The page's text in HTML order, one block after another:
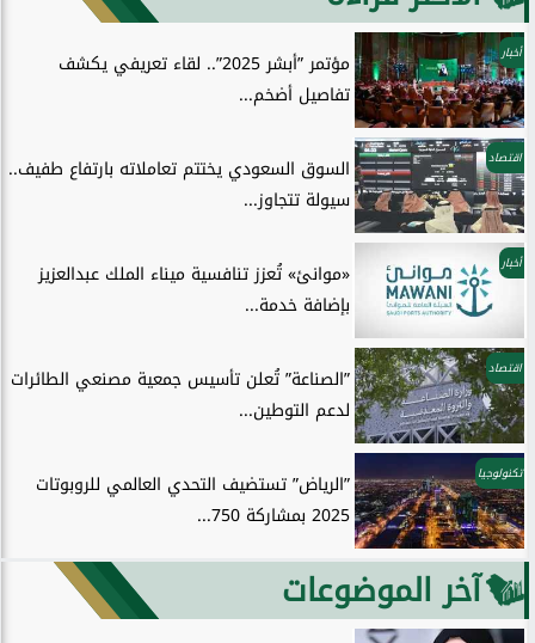
أخبار
مؤتمر ”أبشر 2025”.. لقاء تعريفي يكشف
تفاصيل أضخم...
اقتصاد
السوق السعودي يختتم تعاملاته بارتفاع طفيف..
سيولة تتجاوز...
أخبار
«موانئ» تُعزز تنافسية ميناء الملك عبدالعزيز
بإضافة خدمة...
اقتصاد
”الصناعة” تُعلن تأسيس جمعية مصنعي الطائرات
لدعم التوطين...
تكنولوجيا
”الرياض” تستضيف التحدي العالمي للروبوتات
2025 بمشاركة 750...
آخر الموضوعات